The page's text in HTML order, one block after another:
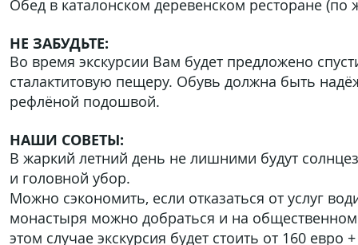
Обед в каталонском деревенском ресторане (по
НЕ ЗАБУДЬТЕ:
Во время экскурсии Вам будет предложено
сталактитовую пещеру. Обувь должна быть
рефлёной подошвой.
НАШИ СОВЕТЫ:
В жаркий летний день не лишними будут
и головной убор.
Можно сэкономить, если отказаться от услуг
монастыря можно добраться и на
этом случае экскурсия будет стоить от 160 евро